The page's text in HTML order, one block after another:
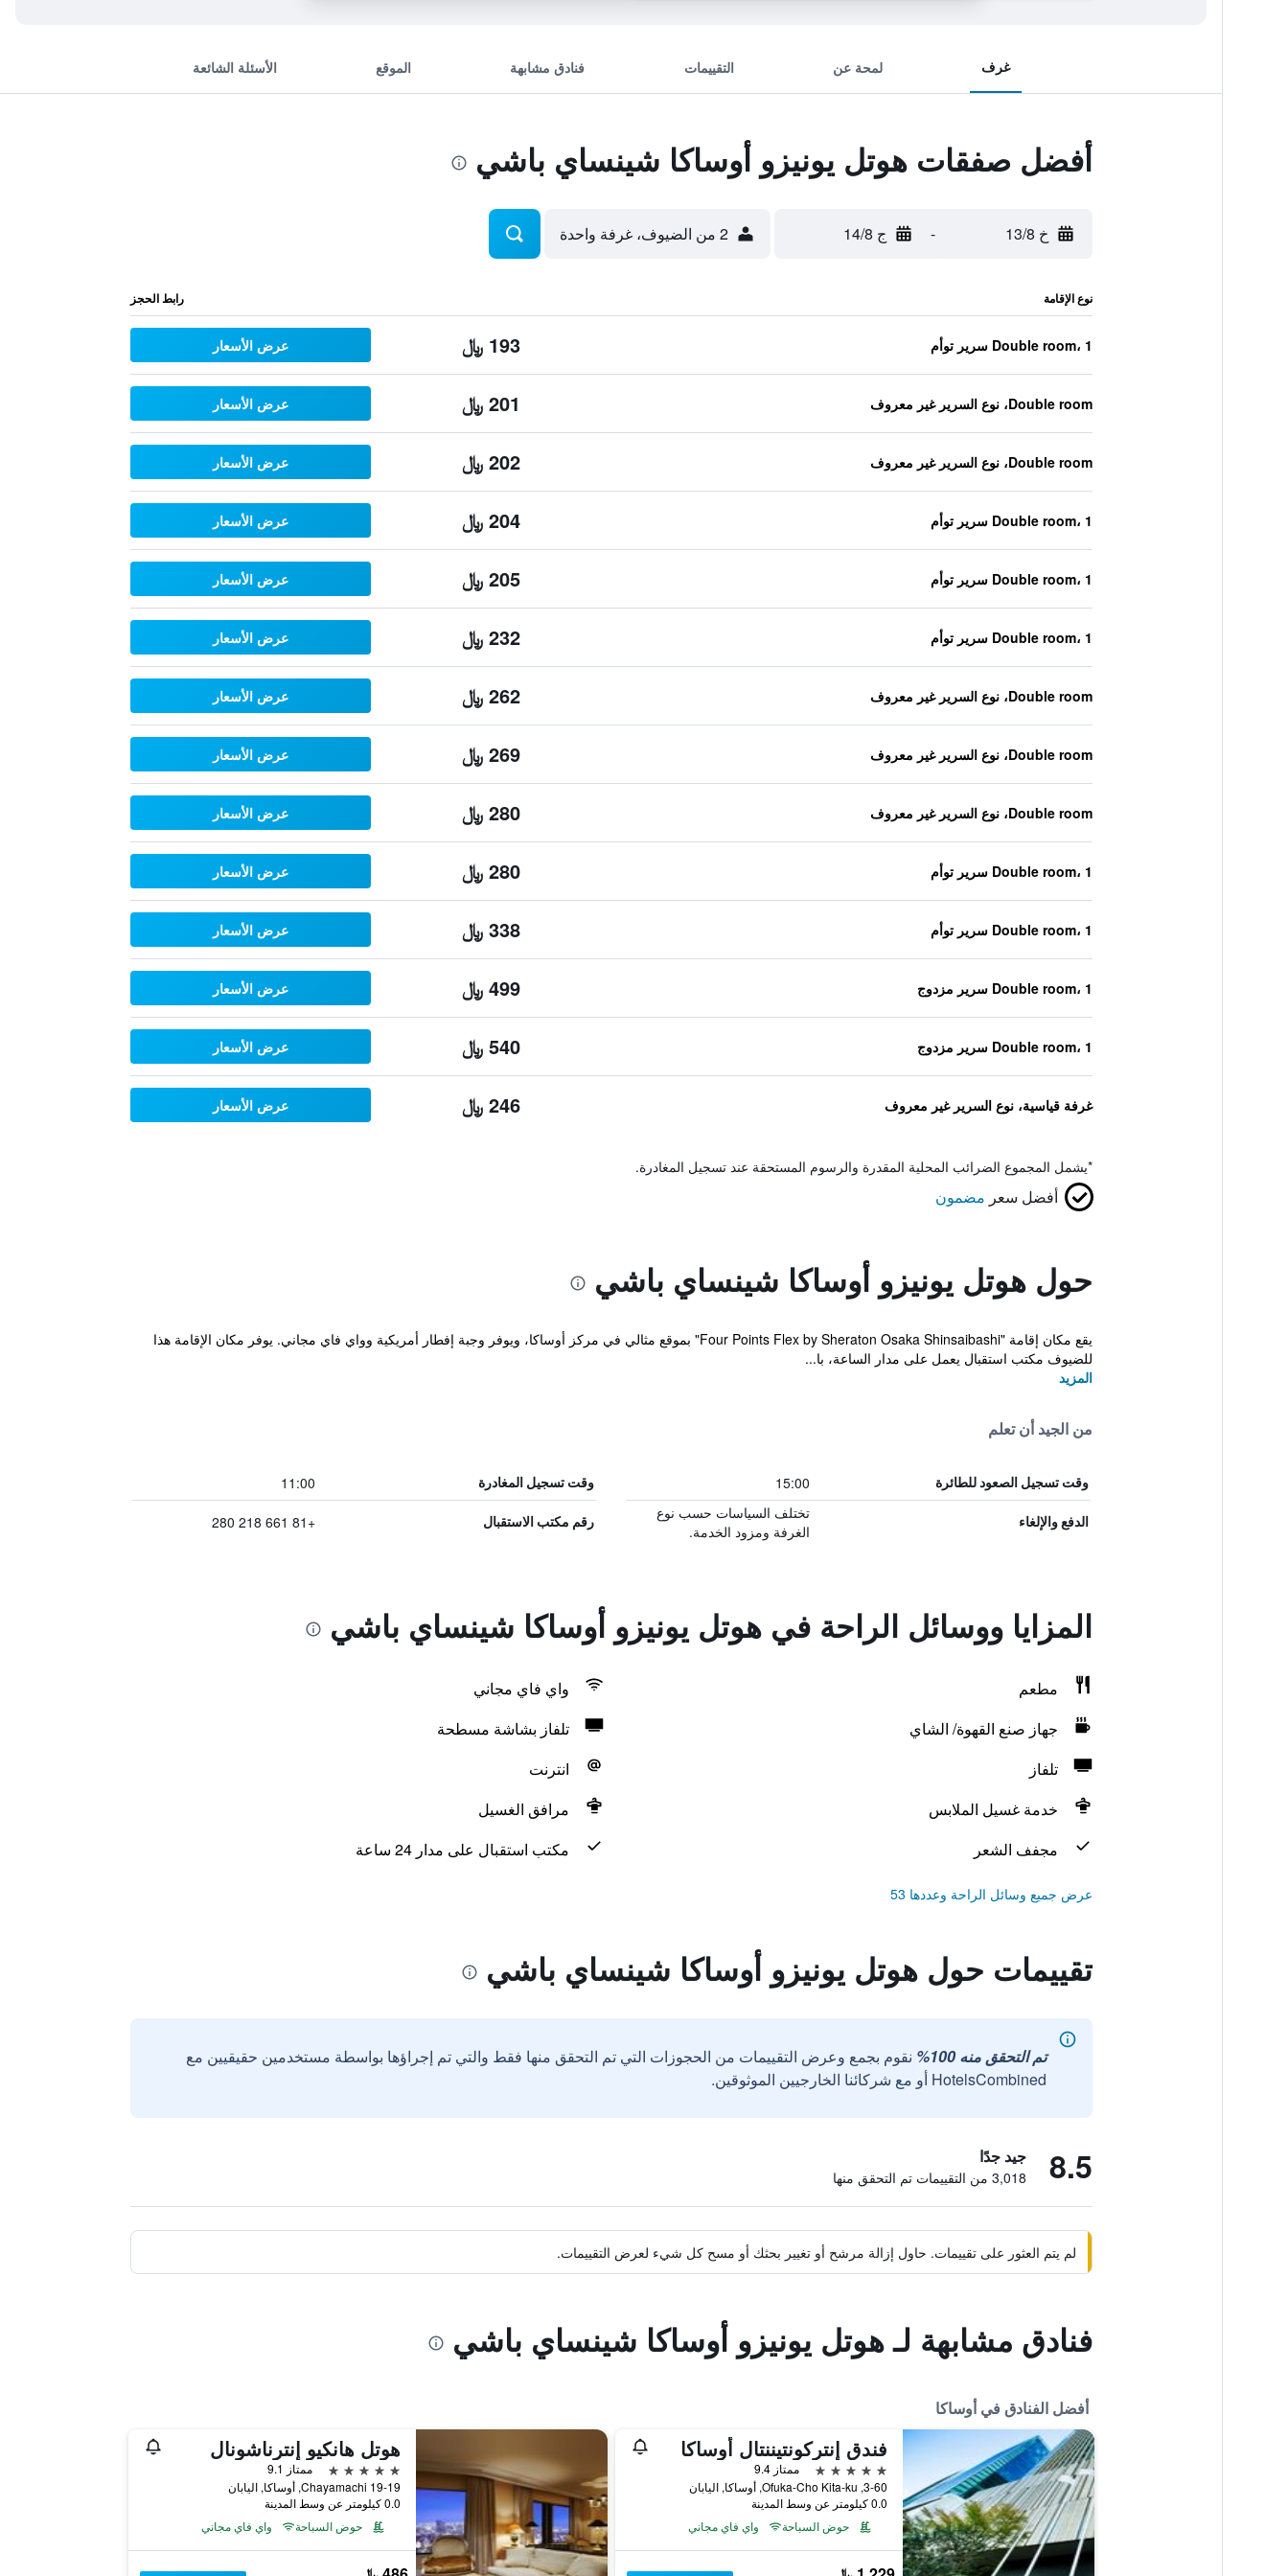
غرف لمحة عن التقييمات فنادق مشابهة الموقع الأسئلة الشائعة
أفضل صفقات هوتل يونيزو أوساكا شينساي باشي
خ 13/8 - ج 14/8 2 من الضيوف، غرفة واحدة
نوع الإقامة رابط الحجز
Double room، 1 سرير توأم 193 ﷼ عرض الأسعار
Double room، نوع السرير غير معروف 201 ﷼ عرض الأسعار
Double room، نوع السرير غير معروف 202 ﷼ عرض الأسعار
Double room، 1 سرير توأم 204 ﷼ عرض الأسعار
Double room، 1 سرير توأم 205 ﷼ عرض الأسعار
Double room، 1 سرير توأم 232 ﷼ عرض الأسعار
Double room، نوع السرير غير معروف 262 ﷼ عرض الأسعار
Double room، نوع السرير غير معروف 269 ﷼ عرض الأسعار
Double room، نوع السرير غير معروف 280 ﷼ عرض الأسعار
Double room، 1 سرير توأم 280 ﷼ عرض الأسعار
Double room، 1 سرير توأم 338 ﷼ عرض الأسعار
Double room، 1 سرير مزدوج 499 ﷼ عرض الأسعار
Double room، 1 سرير مزدوج 540 ﷼ عرض الأسعار
غرفة قياسية، نوع السرير غير معروف 246 ﷼ عرض الأسعار
*يشمل المجموع الضرائب المحلية المقدرة والرسوم المستحقة عند تسجيل المغادرة.
أفضل سعر مضمون
حول هوتل يونيزو أوساكا شينساي باشي
يقع مكان إقامة "Four Points Flex by Sheraton Osaka Shinsaibashi" بموقع مثالي في مركز أوساكا، ويوفر وجبة إفطار أمريكية وواي فاي مجاني. يوفر مكان الإقامة هذا
للضيوف مكتب استقبال يعمل على مدار الساعة، با...
المزيد
من الجيد أن تعلم
وقت تسجيل الصعود للطائرة 15:00 وقت تسجيل المغادرة 11:00
الدفع والإلغاء
تختلف السياسات حسب نوع
الغرفة ومزود الخدمة.
رقم مكتب الاستقبال +81 661 218 280
المزايا ووسائل الراحة في هوتل يونيزو أوساكا شينساي باشي
مطعم
واي فاي مجاني
جهاز صنع القهوة/ الشاي
تلفاز بشاشة مسطحة
تلفاز
انترنت
خدمة غسيل الملابس
مرافق الغسيل
مجفف الشعر
مكتب استقبال على مدار 24 ساعة
عرض جميع وسائل الراحة وعددها 53
تقييمات حول هوتل يونيزو أوساكا شينساي باشي
تم التحقق منه 100%
نقوم بجمع وعرض التقييمات من الحجوزات التي تم التحقق منها فقط والتي تم إجراؤها بواسطة مستخدمين حقيقيين مع
HotelsCombined أو مع شركائنا الخارجيين الموثوقين.
8.5 جيد جدًا
3,018 من التقييمات تم التحقق منها
لم يتم العثور على تقييمات. حاول إزالة مرشح أو تغيير بحثك أو مسح كل شيء لعرض التقييمات.
فنادق مشابهة لـ هوتل يونيزو أوساكا شينساي باشي
أفضل الفنادق في أوساكا
فندق إنتركونتيننتال أوساكا
5 نجوم
ممتاز 9.4
3-60, Ofuka-Cho Kita-ku, أوساكا, اليابان
0.0 كيلومتر عن وسط المدينة
حوض السباحة
واي فاي مجاني
هوتل هانكيو إنترناشونال
5 نجوم
ممتاز 9.1
19-19 Chayamachi, أوساكا, اليابان
0.0 كيلومتر عن وسط المدينة
حوض السباحة
واي فاي مجاني